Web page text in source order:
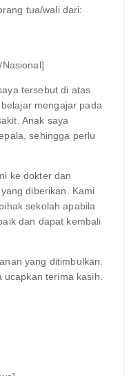
tua/wali dari:
tersebut di atas
mengajar pada
Anak saya
sehingga perlu
ke dokter dan
diberikan. Kami
sekolah apabila
dan dapat kembali
yang ditimbulkan.
ucapkan terima kasih.